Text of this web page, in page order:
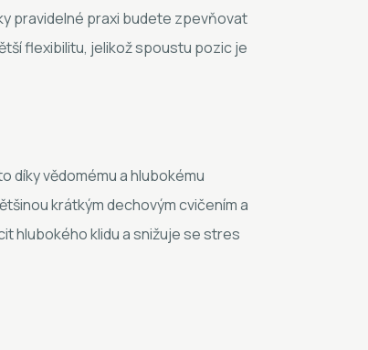
pravidelné praxi budete zpevňovat
flexibilitu, jelikož spoustu pozic je
díky vědomému a hlubokému
krátkým dechovým cvičením a
hlubokého klidu a snižuje se stres